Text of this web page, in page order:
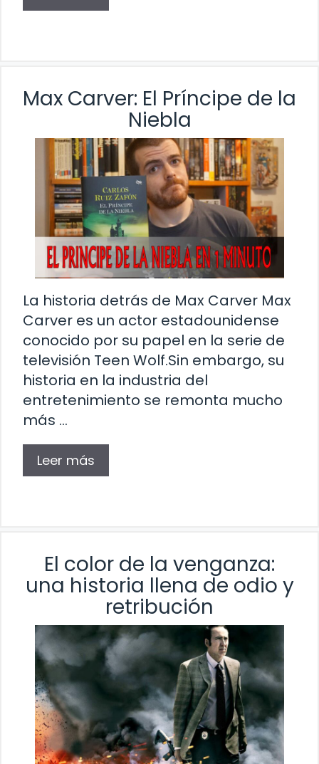
Max Carver: El Príncipe de la
Niebla
La historia detrás de Max Carver Max
Carver es un actor estadounidense
conocido por su papel en la serie de
televisión Teen Wolf.Sin embargo, su
historia en la industria del
entretenimiento se remonta mucho
más …
Leer más
El color de la venganza:
una historia llena de odio y
retribución